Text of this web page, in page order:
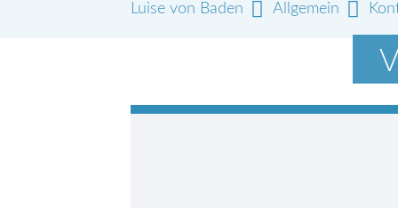
Luise von Baden Allgemein